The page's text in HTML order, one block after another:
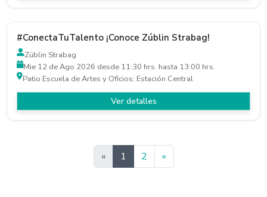
#ConectaTuTalento ¡Conoce Zúblin Strabag!
Züblin Strabag
Mie 12 de Ago 2026 desde 11:30 hrs. hasta 13:00 hrs.
Patio Escuela de Artes y Oficios; Estación Central
Ver detalles
« 1 2 »Siguiente